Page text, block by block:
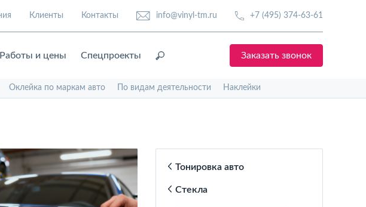
Клиенты Контакты info@vinyl-tm.ru +7 (495) 374-63-61
Работы и цены Спецпроекты Заказать звонок
Оклейка по маркам авто По видам деятельности Наклейки
Тонировка авто
Стекла